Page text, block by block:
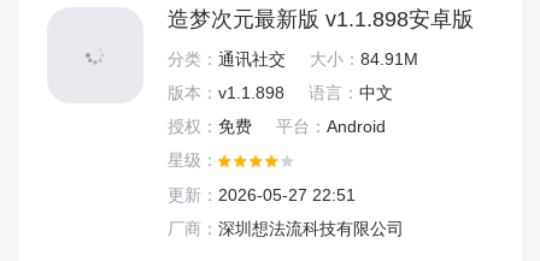
造梦次元最新版 v1.1.898安卓版
分类： 通讯社交 大小： 84.91M
版本： v1.1.898 语言： 中文
授权： 免费 平台： Android
星级：
更新： 2026-05-27 22:51
厂商： 深圳想法流科技有限公司